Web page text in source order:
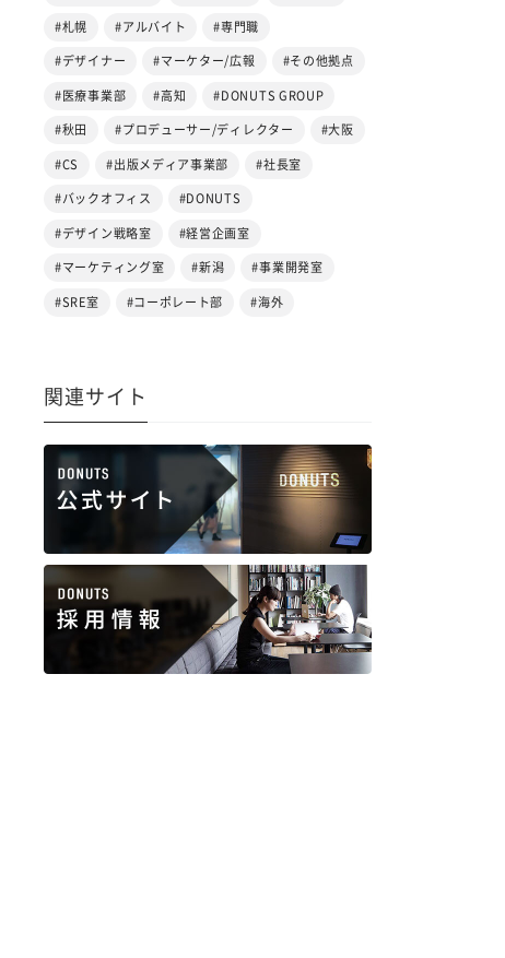
#札幌 #アルバイト #専門職
#デザイナー #マーケター/広報 #その他拠点
#医療事業部 #高知 #DONUTS GROUP
#秋田 #プロデューサー/ディレクター #大阪
#CS #出版メディア事業部 #社長室
#バックオフィス #DONUTS
#デザイン戦略室 #経営企画室
#マーケティング室 #新潟 #事業開発室
#SRE室 #コーポレート部 #海外
関連サイト